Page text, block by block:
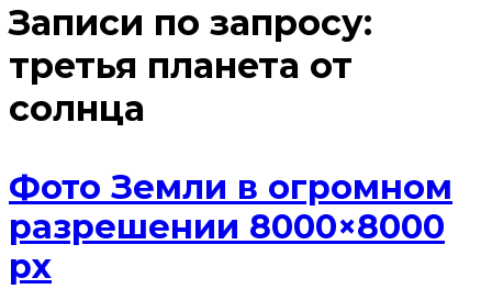
Записи по запросу:
третья планета от
солнца
Фото Земли в огромном
разрешении 8000×8000
px